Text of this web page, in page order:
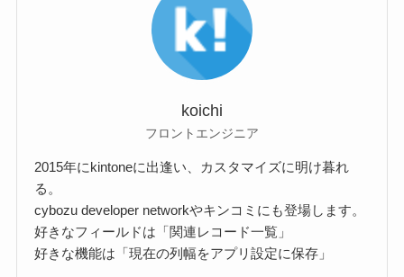
koichi
フロントエンジニア
2015年にkintoneに出逢い、カスタマイズに明け暮れ
る。
cybozu developer networkやキンコミにも登場します。
好きなフィールドは「関連レコード一覧」
好きな機能は「現在の列幅をアプリ設定に保存」